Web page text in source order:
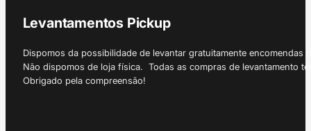
Levantamentos Pickup
Dispomos da possibilidade de levantar gratuitamente
Não dispomos de loja física. Todas as compras de levantamento
Obrigado pela compreensão!